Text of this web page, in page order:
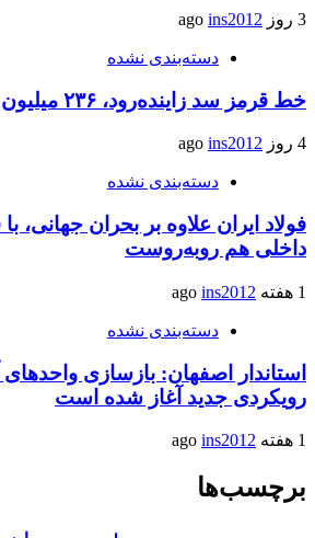
3 روز ago ins2012
دسته‌بندی نشده
خط قرمز سد زاینده‌رود، ۲۳۶ میلیون مترمکعب است
4 روز ago ins2012
دسته‌بندی نشده
فولاد ایران علاوه بر بحران
داخلی هم روبه‌روست
1 هفته ago ins2012
دسته‌بندی نشده
استاندار اصفهان: بازسازی
رویکردی جدید آغاز شده است
1 هفته ago ins2012
برچسب‌ها